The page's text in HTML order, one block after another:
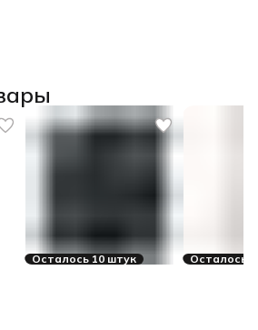
Осталось 10 штук Осталось